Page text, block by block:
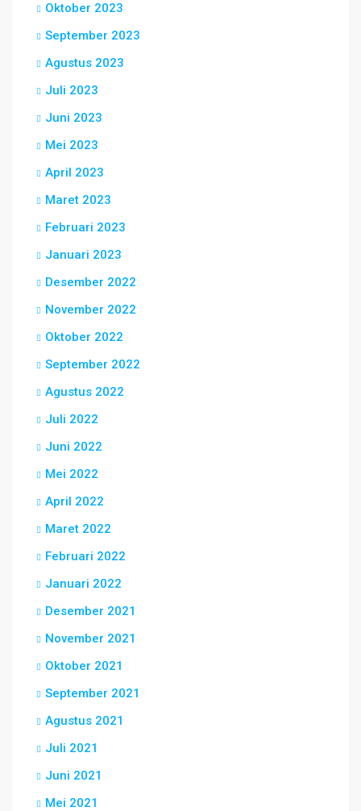
Oktober 2023
September 2023
Agustus 2023
Juli 2023
Juni 2023
Mei 2023
April 2023
Maret 2023
Februari 2023
Januari 2023
Desember 2022
November 2022
Oktober 2022
September 2022
Agustus 2022
Juli 2022
Juni 2022
Mei 2022
April 2022
Maret 2022
Februari 2022
Januari 2022
Desember 2021
November 2021
Oktober 2021
September 2021
Agustus 2021
Juli 2021
Juni 2021
Mei 2021